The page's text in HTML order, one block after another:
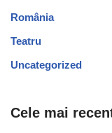
România
Teatru
Uncategorized
Cele mai